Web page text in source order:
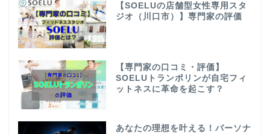
【SOELUの店舗型女性専用スタ
ジオ（川口市）】専門家の評価
【専門家の口コミ・評価】
SOELUトランポリンが自宅フィ
ットネスに革命を起こす？
あなたの理想を叶える！パーソナ